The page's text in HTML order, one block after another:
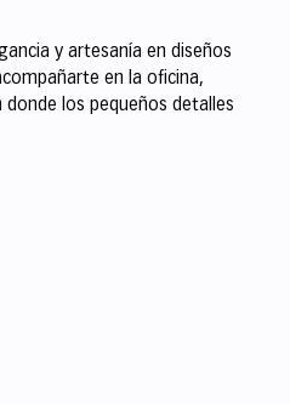
y artesanía en diseños
en la oficina,
donde los pequeños detalles